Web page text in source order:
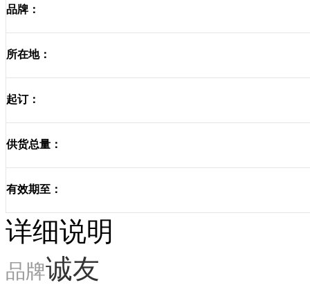
品牌：
所在地：
起订：
供货总量：
有效期至：
详细说明
品牌诚友